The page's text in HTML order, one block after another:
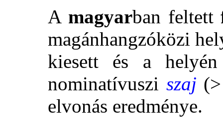
A magyarban feltett
magánhangzóközi
kiesett és a
nominatívuszi szaj (>
elvonás eredménye.